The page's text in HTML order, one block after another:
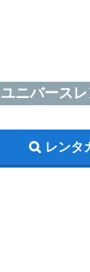
ユニバース
レンタ